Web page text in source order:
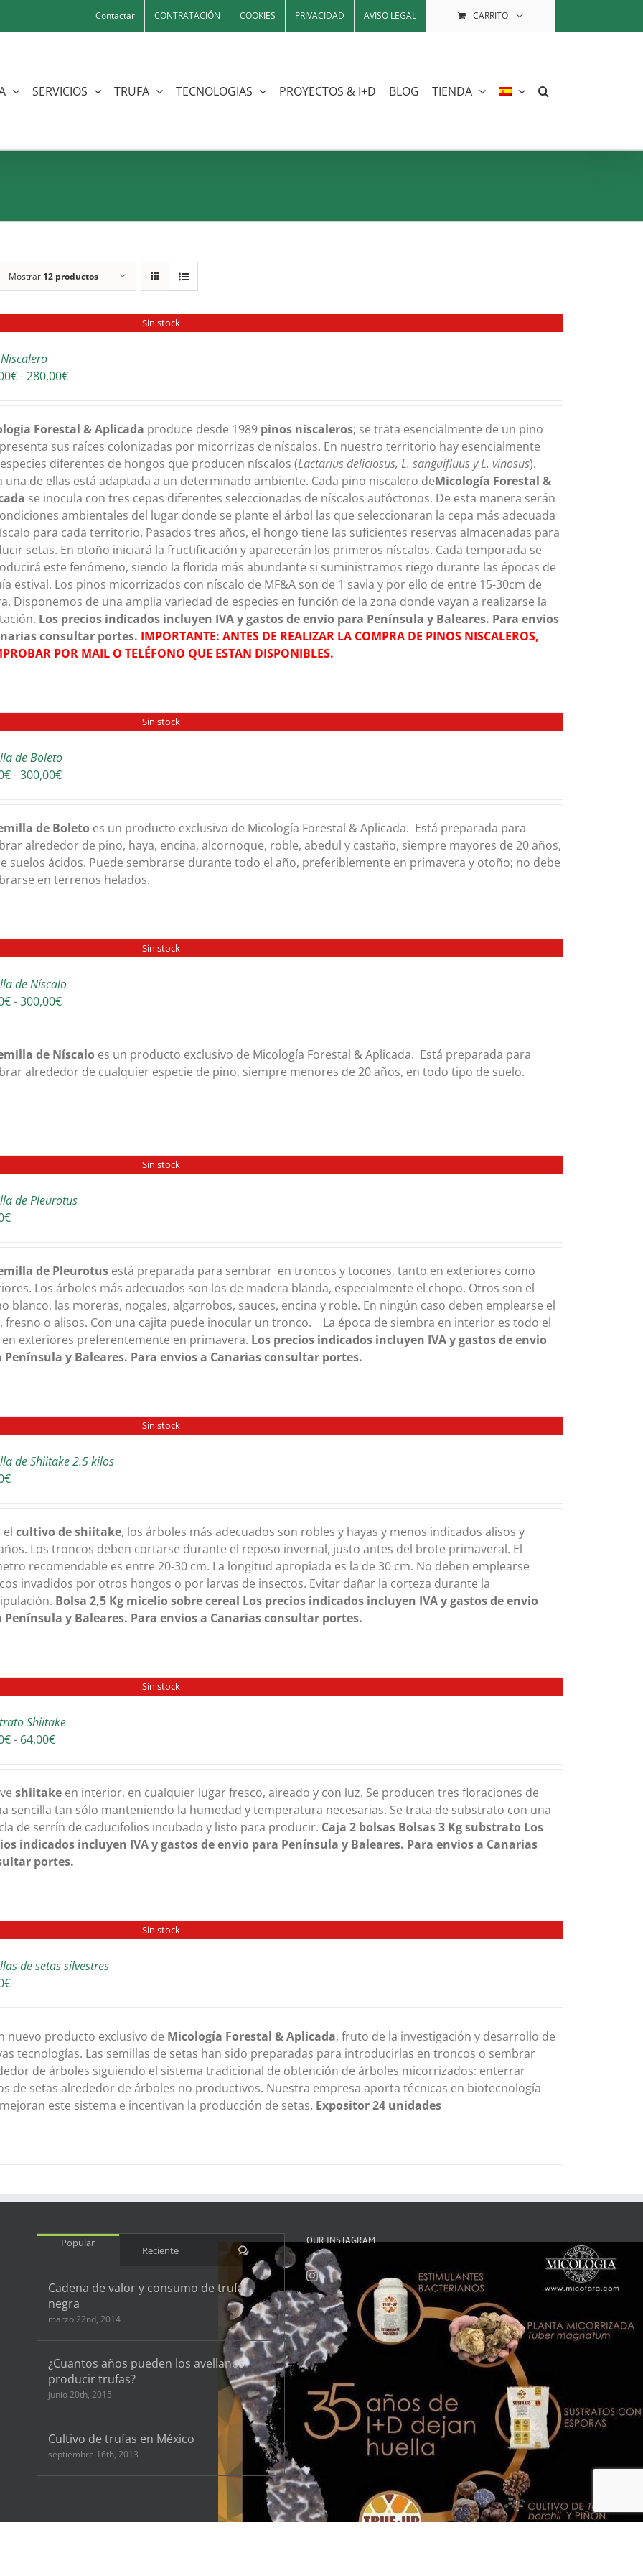
Contactar CONTRATACIÓN COOKIES PRIVACIDAD AVISO LEGAL CARRITO
SERVICIOS TRUFA TECNOLOGIAS PROYECTOS & I+D BLOG TIENDA
Mostrar 12 productos
Sin stock
€-280,00€Rango
desde
135,00€
hasta
280,00€
Forestal & Aplicada produce desde 1989 pinos niscaleros; se trata esencialmente de un pino
sus raíces colonizadas por micorrizas de níscalos. En nuestro territorio hay esencialmente
diferentes de hongos que producen níscalos (Lactarius deliciosus, L. sanguifluus y L. vinosus).
una de ellas está adaptada a un determinado ambiente. Cada pino niscalero deMicología Forestal &
se inocula con tres cepas diferentes seleccionadas de níscalos autóctonos. De esta manera serán
ambientales del lugar donde se plante el árbol las que seleccionaran la cepa más adecuada
para cada territorio. Pasados tres años, el hongo tiene las suficientes reservas almacenadas para
setas. En otoño iniciará la fructificación y aparecerán los primeros níscalos. Cada temporada se
este fenómeno, siendo la florida más abundante si suministramos riego durante las épocas de
estival. Los pinos micorrizados con níscalo de MF&A son de 1 savia y por ello de entre 15-30cm de
Disponemos de una amplia variedad de especies en función de la zona donde vayan a realizarse la
Los precios indicados incluyen IVA y gastos de envio para Península y Baleares. Para envios
consultar portes. IMPORTANTE: ANTES DE REALIZAR LA COMPRA DE PINOS NISCALEROS,
POR MAIL O TELÉFONO QUE ESTAN DISPONIBLES.
Sin stock
de Boleto
€-300,00€Rango
desde
30,00€
hasta
300,00€
illa de Boleto es un producto exclusivo de Micología Forestal & Aplicada. Está preparada para
alrededor de pino, haya, encina, alcornoque, roble, abedul y castaño, siempre mayores de 20 años,
suelos ácidos. Puede sembrarse durante todo el año, preferiblemente en primavera y otoño; no debe
en terrenos helados.
Sin stock
de Níscalo
€-300,00€Rango
desde
30,00€
de Níscalo es un producto exclusivo de Micología Forestal & Aplicada. Está preparada para
alrededor de cualquier especie de pino, siempre menores de 20 años, en todo tipo de suelo.
Sin stock
de Pleurotus
€
de Pleurotus está preparada para sembrar en troncos y tocones, tanto en exteriores como
Los árboles más adecuados son los de madera blanda, especialmente el chopo. Otros son el
blanco, las moreras, nogales, algarrobos, sauces, encina y roble. En ningún caso deben emplearse el
fresno o alisos. Con una cajita puede inocular un tronco. La época de siembra en interior es todo el
en exteriores preferentemente en primavera. Los precios indicados incluyen IVA y gastos de envio
Península y Baleares. Para envios a Canarias consultar portes.
Sin stock
de Shiitake 2.5 kilos
€
elcultivo de shiitake, los árboles más adecuados son robles y hayas y menos indicados alisos y
Los troncos deben cortarse durante el reposo invernal, justo antes del brote primaveral. El
recomendable es entre 20-30 cm. La longitud apropiada es la de 30 cm. No deben emplearse
invadidos por otros hongos o por larvas de insectos. Evitar dañar la corteza durante la
Bolsa 2,5 Kg micelio sobre cereal Los precios indicados incluyen IVA y gastos de envio
Península y Baleares. Para envios a Canarias consultar portes.
Sin stock
Shiitake
€- 64,00€Rango
desde
36,00€
hasta
64,00€
shiitake en interior, en cualquier lugar fresco, aireado y con luz. Se producen tres floraciones de
sencilla tan sólo manteniendo la humedad y temperatura necesarias. Se trata de substrato con una
de serrín de caducifolios incubado y listo para producir. Caja 2 bolsas Bolsas 3 Kg substrato Los
indicados incluyen IVA y gastos de envio para Península y Baleares. Para envios a Canarias
portes.
Sin stock
de setas silvestres
€
nuevo producto exclusivo de Micología Forestal & Aplicada, fruto de la investigación y desarrollo de
tecnologías. Las semillas de setas han sido preparadas para introducirlas en troncos o sembrar
de árboles siguiendo el sistema tradicional de obtención de árboles micorrizados: enterrar
de setas alrededor de árboles no productivos. Nuestra empresa aporta técnicas en biotecnología
este sistema e incentivan la producción de setas. Expositor 24 unidades
Popular
Reciente Comentarios
Cadena de valor y consumo de trufa
negra
marzo 22nd, 2014
¿Cuantos años pueden los avellanos
producir trufas?
junio 20th, 2015
Cultivo de trufas en México
septiembre 16th, 2013
OUR INSTAGRAM